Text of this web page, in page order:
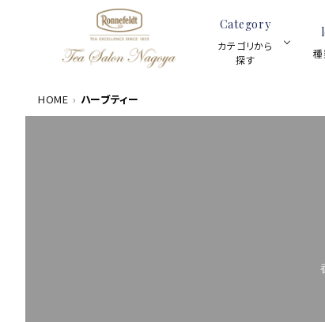
Category
カテゴリから
探す
ギフトセ
種
HOME ハーブティー